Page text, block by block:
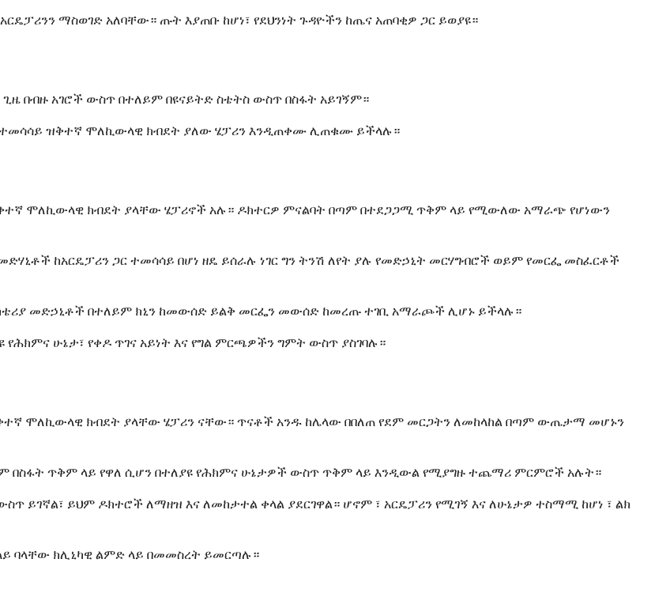
ማስወገድ አለባቸው። ጡት እያጠቡ ከሆነ፣ የደህንነት ጉዳዮችን ከጤና አጠባቂዎ ጋር ይወያዩ።
በብዙ አገሮች ውስጥ በተለይም በዩናይትድ ስቴትስ ውስጥ በስፋት አይገኝም።
ተመሳሳይ ዝቅተኛ ሞለኪውላዊ ክብደት ያለው ሄፓሪን እንዲጠቀሙ ሊጠቁሙ ይችላሉ።
ሞለኪውላዊ ክብደት ያላቸው ሄፓሪኖች አሉ። ዶክተርዎ ምናልባት በጣም በተደጋጋሚ ጥቅም ላይ የሚውለው አማራጭ የሆነውን
መድሃኒቶች ከአርዴፓሪን ጋር ተመሳሳይ በሆነ ዘዴ ይሰራሉ ነገር ግን ትንሽ ለየት ያሉ የመድኃኒት መርሃግብሮች ወይም የመርፌ መስፈርቶች
ፀረ-ባክቴሪያ መድኃኒቶች በተለይም ክኒን ከመውሰድ ይልቅ መርፌን መውሰድ ከመረጡ ተገቢ አማራጮች ሊሆኑ ይችላሉ።
ሁኔታ፣ የቀዶ ጥገና አይነት እና የግል ምርጫዎችን ግምት ውስጥ ያስገባሉ።
ሞለኪውላዊ ክብደት ያላቸው ሄፓሪን ናቸው። ጥናቶች አንዱ ከሌላው በበለጠ የደም መርጋትን ለመከላከል በጣም ውጤታማ መሆኑን
በስፋት ጥቅም ላይ የዋለ ሲሆን በተለያዩ የሕክምና ሁኔታዎች ውስጥ ጥቅም ላይ እንዲውል የሚያግዙ ተጨማሪ ምርምሮች አሉት።
ይገኛል፣ ይህም ዶክተሮች ለማዘዝ እና ለመከታተል ቀላል ያደርገዋል። ሆኖም ፣ አርዴፓሪን የሚገኝ እና ለሁኔታዎ ተስማሚ ከሆነ ፣ ልክ
ላይ ባላቸው ክሊኒካዊ ልምድ ላይ በመመስረት ይመርጣሉ።